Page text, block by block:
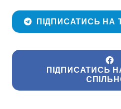
ПІДПИСАТИСЬ НА
ПІДПИСАТИСЬ